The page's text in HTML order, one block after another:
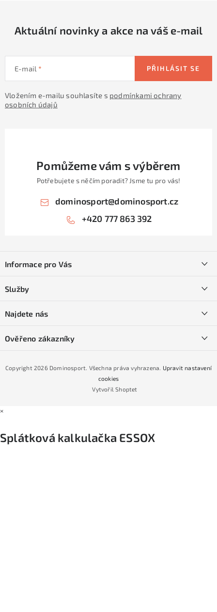
Aktuální novinky a akce na váš e-mail
E-mail
Vložením e-mailu souhlasíte s podmínkami ochrany
osobních údajů
PŘIHLÁSIT SE
Pomůžeme vám s výběrem
Potřebujete s něčím poradit? Jsme tu pro vás!
dominosport@dominosport.cz
+420 777 863 392
pInformace pro Vás
Obchodní podmínky
Podmínky GDPR
Podmínky nákupu na splátky ESSOX
Služby
Naše prodejna
Najdete nás
Ověřeno zákazníky
Vytvořil Shoptet
Copyright 2026 Dominosport. Všechna práva vyhrazena. Upravit nastavení
cookies
×
Splátková kalkulačka ESSOX